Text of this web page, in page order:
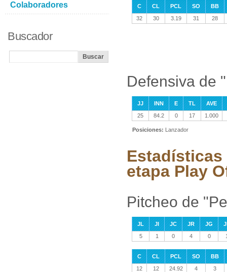
C CL PCL SO
BB
32
30 3.19 31 28
Defensiva de
JJ INN E TL
AVE
25
84.2 0 17 1.000
Posiciones: Lanzador
Estadísticas
etapa Play
Pitcheo de
JL JI JC JR JG
5
1 0 4 0
C CL PCL SO
BB
12
12 24.92 4 3
Colaboradores
Buscador